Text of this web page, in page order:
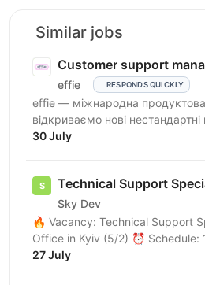
Similar jobs
Customer support
effie RESPONDS QUICKLY
effie — міжнародна
відкриваємо нові
бізнес-викликів, надаючи
30 July
Technical Support
Sky Dev
🔥 Vacancy: Technical Support
Office in Kyiv (5/2) ⏰
Salary: $900 Who are we? We
27 July